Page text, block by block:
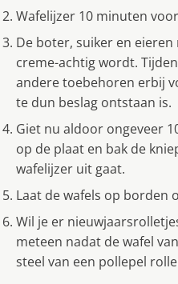
Wafelijzer 10 minuten
De boter, suiker en
creme-achtig wordt.
andere toebehoren erbij
te dun beslag ontstaan is.
Giet nu aldoor ongeveer
op de plaat en bak de
wafelijzer uit gaat.
Laat de wafels op borden
Wil je er
meteen nadat de wafel
steel van een pollepel